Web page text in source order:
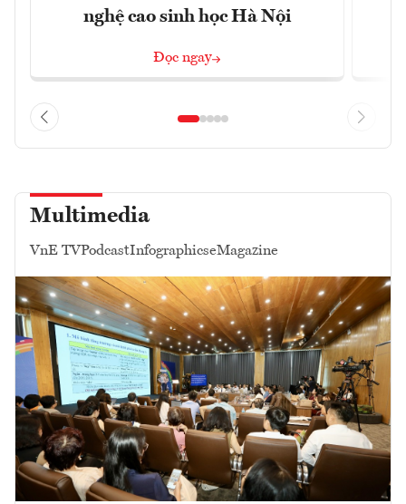
nghệ cao sinh học Hà Nội
Đọc ngay
Multimedia
VnE TVPodcastInfographicseMagazine